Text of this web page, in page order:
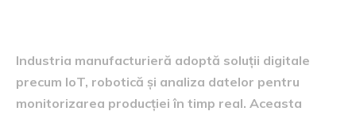
Industria manufacturieră adoptă soluții digitale
precum IoT, robotică și analiza datelor pentru
monitorizarea producției în timp real. Aceasta